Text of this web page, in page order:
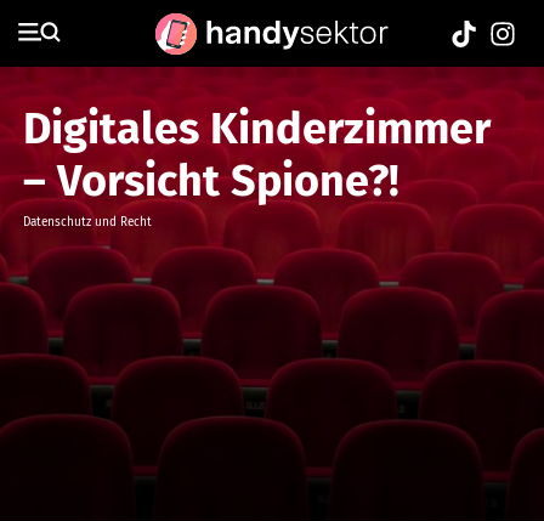
Digitales Kinderzimmer
– Vorsicht Spione?!
Datenschutz und Recht